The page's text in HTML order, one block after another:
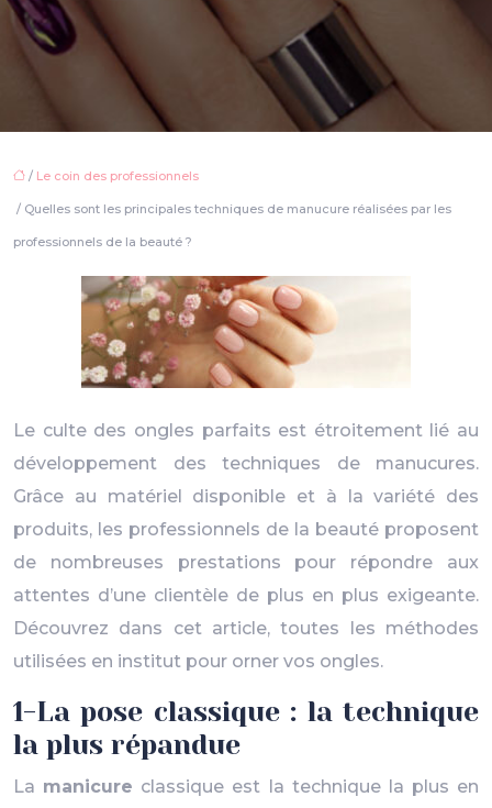
/ Le coin des professionnels
/ Quelles sont les principales techniques de manucure réalisées par les
professionnels de la beauté ?
Le culte des ongles parfaits est étroitement lié au
développement des techniques de manucures.
Grâce au matériel disponible et à la variété des
produits, les professionnels de la beauté proposent
de nombreuses prestations pour répondre aux
attentes d’une clientèle de plus en plus exigeante.
Découvrez dans cet article, toutes les méthodes
utilisées en institut pour orner vos ongles.
1-La pose classique : la technique
la plus répandue
La manicure classique est la technique la plus en